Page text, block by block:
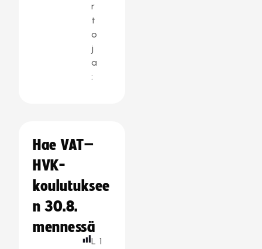
r
t
o
j
a
:
Hae VAT–
HVK-
koulutuksee
n 30.8.
mennessä
L 1